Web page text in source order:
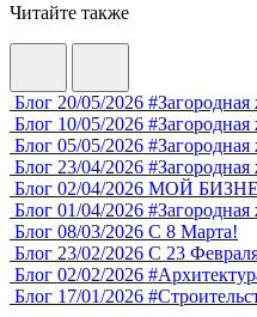
Читайте также
Блог 20/05/2026 #Загородная
Блог 10/05/2026 #Загородная
Блог 05/05/2026 #Загородная
Блог 23/04/2026 #Загородная
Блог 02/04/2026 МОЙ
Блог 01/04/2026 #Загородная
Блог 08/03/2026 С 8 Марта!
Блог 23/02/2026 С 23
Блог 02/02/2026
Блог 17/01/2026